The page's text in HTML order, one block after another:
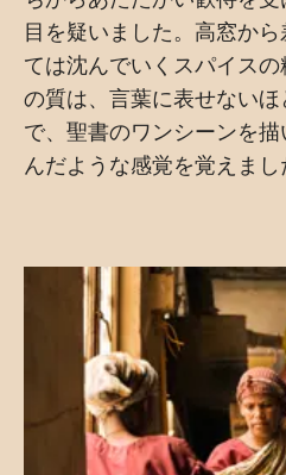
目を疑いました。高窓か
ては沈んでいくスパイス
の質は、言葉に表せない
で、聖書のワンシーンを
んだような感覚を覚えまし